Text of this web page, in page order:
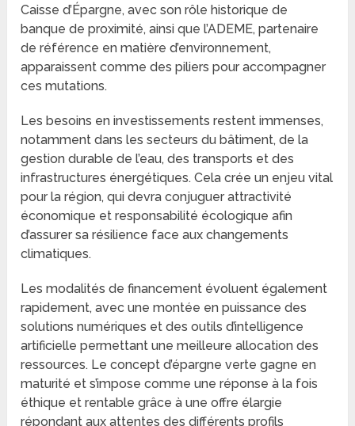
Caisse d’Épargne, avec son rôle historique de
banque de proximité, ainsi que l’ADEME, partenaire
de référence en matière d’environnement,
apparaissent comme des piliers pour accompagner
ces mutations.
Les besoins en investissements restent immenses,
notamment dans les secteurs du bâtiment, de la
gestion durable de l’eau, des transports et des
infrastructures énergétiques. Cela crée un enjeu vital
pour la région, qui devra conjuguer attractivité
économique et responsabilité écologique afin
d’assurer sa résilience face aux changements
climatiques.
Les modalités de financement évoluent également
rapidement, avec une montée en puissance des
solutions numériques et des outils d’intelligence
artificielle permettant une meilleure allocation des
ressources. Le concept d’épargne verte gagne en
maturité et s’impose comme une réponse à la fois
éthique et rentable grâce à une offre élargie
répondant aux attentes des différents profils